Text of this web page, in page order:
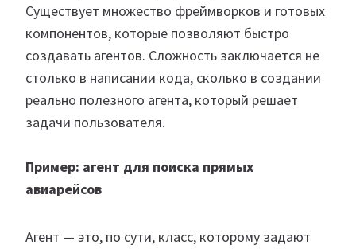
Существует множество фреймворков и готовых
компонентов, которые позволяют быстро
создавать агентов. Сложность заключается не
столько в написании кода, сколько в создании
реально полезного агента, который решает
задачи пользователя.
Пример: агент для поиска прямых
авиарейсов
Агент — это, по сути, класс, которому задают